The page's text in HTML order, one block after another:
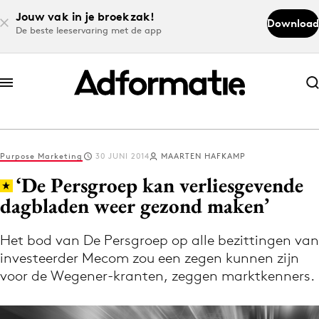
Jouw vak in je broekzak!
De beste leeservaring met de app
Download
Abonneer nu
Abonneer nu
Log in
Download de app
Volg het laatste nieuws via de Adformatie
Nieuws app
Purpose Marketing 30 JUNI 2014 MAARTEN HAFKAMP
‘De Persgroep kan verliesgevende
dagbladen weer gezond maken’
Het bod van De Persgroep op alle bezittingen van
investeerder Mecom zou een zegen kunnen zijn
voor de Wegener-kranten, zeggen marktkenners.